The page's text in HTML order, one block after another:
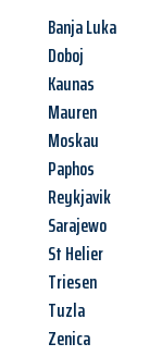
Banja Luka
Doboj
Kaunas
Mauren
Moskau
Paphos
Reykjavik
Sarajewo
St Helier
Triesen
Tuzla
Zenica